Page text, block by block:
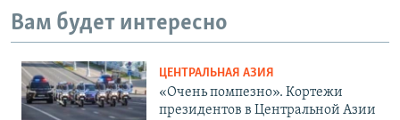
Вам будет интересно
ЦЕНТРАЛЬНАЯ АЗИЯ
«Очень помпезно». Кортежи
президентов в Центральной Азии